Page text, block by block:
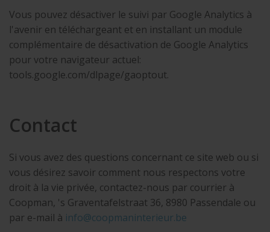
Vous pouvez désactiver le suivi par Google Analytics à
l'avenir en téléchargeant et en installant un module
complémentaire de désactivation de Google Analytics
pour votre navigateur actuel:
tools.google.com/dlpage/gaoptout.
Contact
Si vous avez des questions concernant ce site web ou si
vous désirez savoir comment nous respectons votre
droit à la vie privée, contactez-nous par courrier à
Coopman, 's Graventafelstraat 36, 8980 Passendale ou
par e-mail à info@coopmaninterieur.be